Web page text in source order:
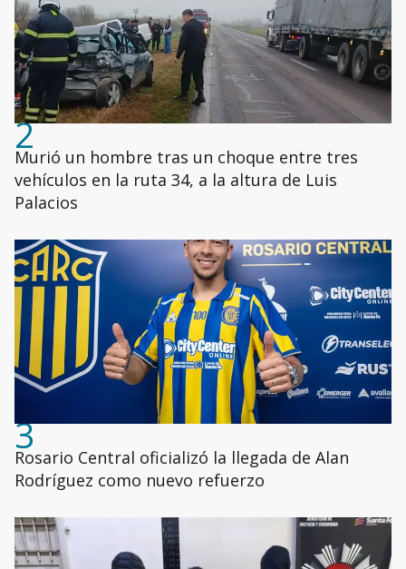
2
Murió un hombre tras un choque entre tres
vehículos en la ruta 34, a la altura de Luis
Palacios
3
Rosario Central oficializó la llegada de Alan
Rodríguez como nuevo refuerzo